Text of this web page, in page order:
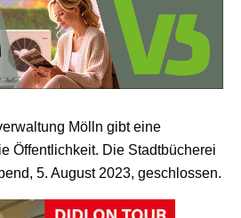
Mölln gibt eine
Öffentlichkeit. Die Stadtbücherei
5. August 2023, geschlossen.